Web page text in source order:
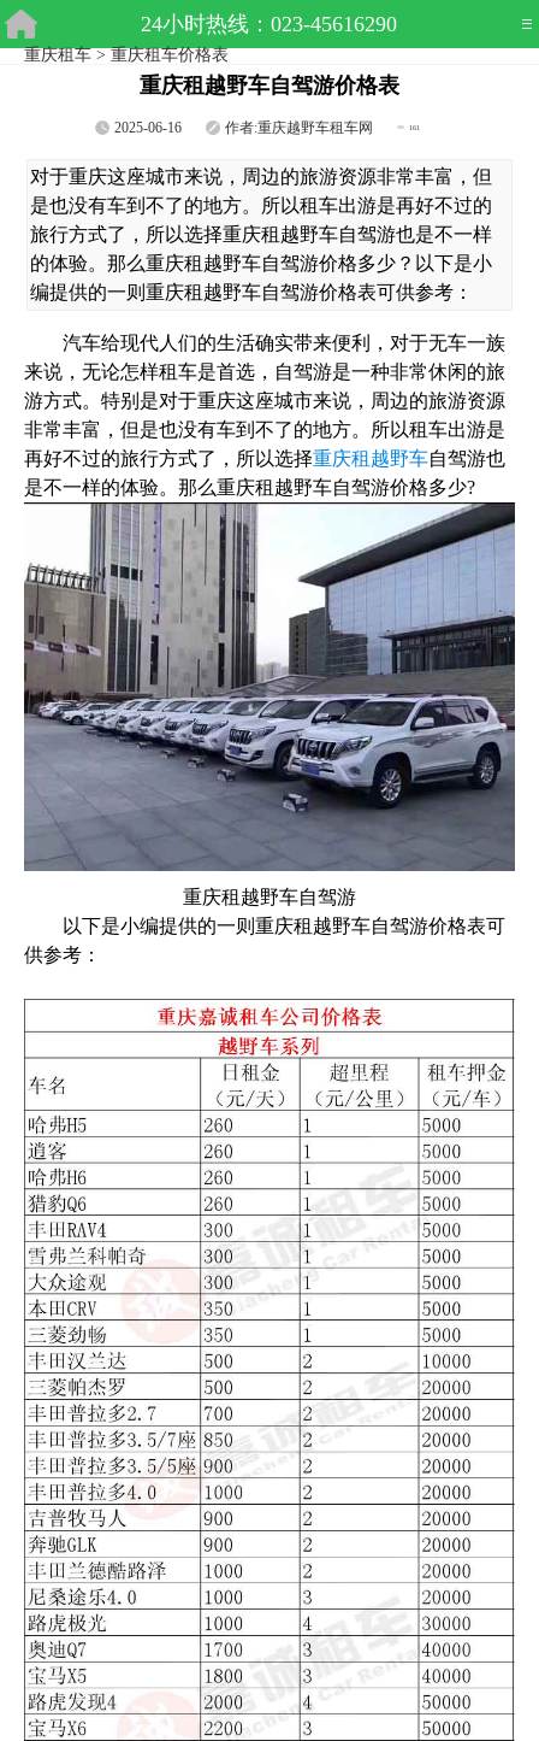
24小时热线：023-45616290
重庆租车 > 重庆租车价格表
重庆租越野车自驾游价格表
2025-06-16 作者:重庆越野车租车网 161
对于重庆这座城市来说，周边的旅游资源非常丰富，但
是也没有车到不了的地方。所以租车出游是再好不过的
旅行方式了，所以选择重庆租越野车自驾游也是不一样
的体验。那么重庆租越野车自驾游价格多少？以下是小
编提供的一则重庆租越野车自驾游价格表可供参考：
汽车给现代人们的生活确实带来便利，对于无车一族
来说，无论怎样租车是首选，自驾游是一种非常休闲的旅
游方式。特别是对于重庆这座城市来说，周边的旅游资源
非常丰富，但是也没有车到不了的地方。所以租车出游是
再好不过的旅行方式了，所以选择重庆租越野车自驾游也
是不一样的体验。那么重庆租越野车自驾游价格多少?
重庆租越野车自驾游
以下是小编提供的一则重庆租越野车自驾游价格表可
供参考：